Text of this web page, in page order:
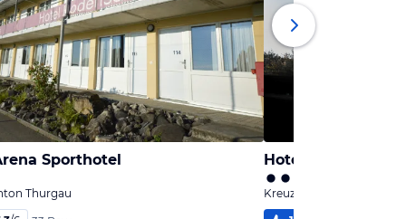
Sporthotel
Thurgau
Hotel Kreuzlingen
Kreuzlingen, Kanton